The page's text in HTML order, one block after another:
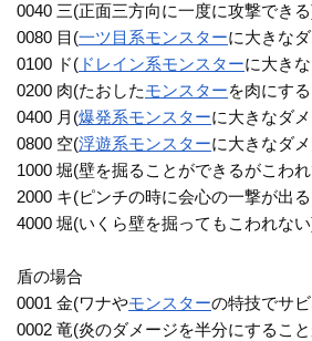
0040 三(正面三方向に一度に攻撃でき
0080 目(一ツ目系モンスターに大きな
0100 ド( ドレイン系モンスターに大き
0200 肉(たおしたモンスターを肉にす
0400 月(爆発系モンスターに大きなダ
0800 空(浮遊系モンスターに大きなダ
1000 堀(壁を掘ることができるがこわ
2000 キ(ピンチの時に会心の一撃が出
4000 堀(いくら壁を掘ってもこわれな
盾の場合
0001 金(ワナやモンスターの特技でサ
0002 竜(炎のダメージを半分にするこ